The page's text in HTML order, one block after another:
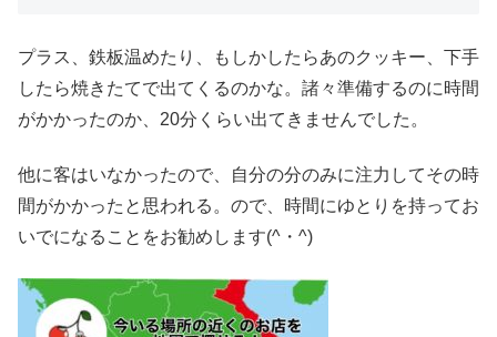
プラス、鉄板温めたり、もしかしたらあのクッキー、下手
したら焼きたてで出てくるのかな。諸々準備するのに時間
がかかったのか、20分くらい出てきませんでした。
他に客はいなかったので、自分の分のみに注力してその時
間がかかったと思われる。ので、時間にゆとりを持ってお
いでになることをお勧めします(^・^)